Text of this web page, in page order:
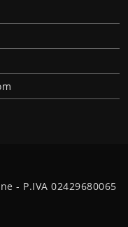
- P.IVA 02429680065